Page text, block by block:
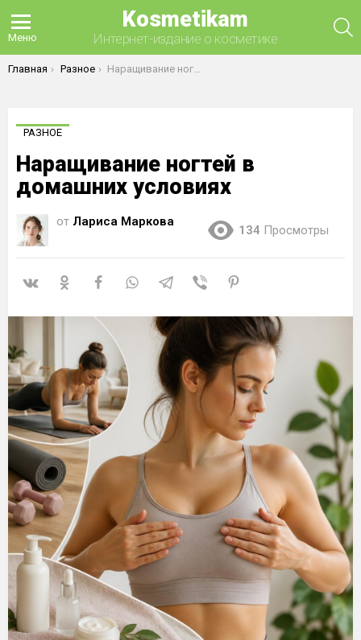
Меню
Kosmetikam
Интернет-издание о косметике
Вы здесь:
Главная Разное Наращивание ногтей в домашних условиях
РАЗНОЕ
Наращивание ногтей в
домашних условиях
от Лариса Маркова
134 Просмотры